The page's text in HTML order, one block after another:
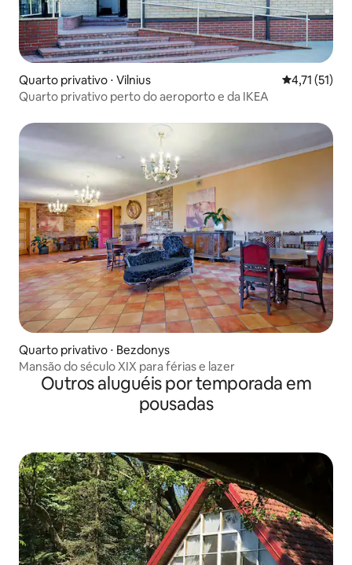
Quarto privativo ⋅ Vilnius 4,71 de uma
4,71 (51)
Quarto privativo perto do aeroporto e da IKEA
Quarto privativo ⋅ Bezdonys
Mansão do século XIX para férias e lazer
Outros aluguéis por temporada em
pousadas